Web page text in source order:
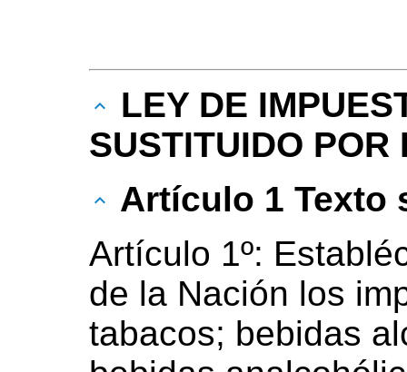
LEY DE
SUSTITUIDO POR
Artículo 1 Texto
Artículo 1º:
de la Nación los
tabacos; bebidas